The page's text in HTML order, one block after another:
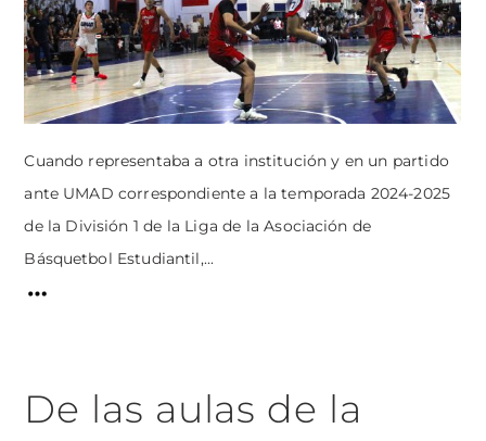
Cuando representaba a otra institución y en un partido
ante UMAD correspondiente a la temporada 2024-2025
de la División 1 de la Liga de la Asociación de
Básquetbol Estudiantil,...
De las aulas de la